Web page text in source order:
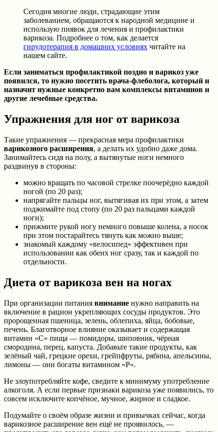
Сегодня многие люди, страдающие этим
заболеванием, обращаются к народной медицине и
использую пиявок для лечения и профилактики
варикоза. Подробнее о том, как делается
гирудотерапия в домашних условиях читайте на
нашем сайте.
Если заниматься профилактикой поздно и варикоз уже
появился, то нужно посетить врача-флеболога, который и
назначит нужные конкретно вам комплексы витаминов и
другие лечебные средства.
Упражнения для ног от варикоза
Такие упражнения — прекрасная мера профилактики
варикозного расширения, а делать их удобно даже дома.
Занимайтесь сидя на полу, а вытянутые ноги немного
раздвинув в стороны:
можно вращать по часовой стрелке поочерёдно каждой
ногой (по 20 раз);
напрягайте пальцы ног, вытягивая их при этом, а затем
поджимайте под стопу (по 20 раз пальцами каждой
ноги);
прижмите рукой ногу немного повыше колена, а носок
при этом постарайтесь тянуть как можно выше;
знакомый каждому «велосипед» эффективен при
использовании как обеих ног сразу, так и каждой по
отдельности.
Диета от варикоза вен на ногах
При организации питания внимание нужно направить на
включение в рацион укрепляющих сосуды продуктов. Это
пророщенная пшеница, зелень, облепиха, яйца, бобовые,
печень. Благотворное влияние оказывает и содержащая
витамин «С» пища — помидоры, шиповник, чёрная
смородина, перец, капуста. Добавьте такие продукты, как
зелёный чай, грецкие орехи, грейпфруты, рябина, апельсины,
лимоны — они богаты витамином «Р».
Не злоупотребляйте кофе, сведите к минимуму употребление
алкоголя. А если первые признаки варикоза уже появились, то
совсем исключите копчёное, мучное, жирное и сладкое.
Подумайте о своём образе жизни и привычках сейчас, когда
варикозное расширение вен ещё не проявилось, —